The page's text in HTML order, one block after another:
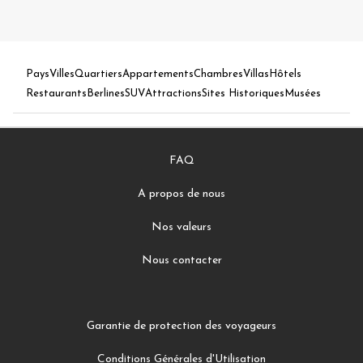
PaysVillesQuartiersAppartementsChambresVillas Hôtels
Restaurants BerlinesSUVAttractionsSites Historiques Musées
FAQ
A propos de nous
Nos valeurs
Nous contacter
Garantie de protection des voyageurs
Conditions Générales d'Utilisation